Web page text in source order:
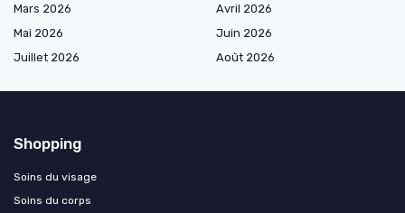
Mars 2026
Avril 2026
Mai 2026
Juin 2026
Juillet 2026
Août 2026
Shopping
Soins du visage
Soins du corps